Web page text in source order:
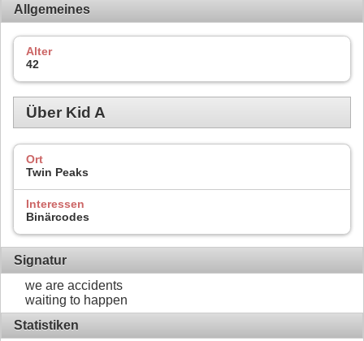
Allgemeines
Alter
42
Über Kid A
Ort
Twin Peaks
Interessen
Binärcodes
Signatur
we are accidents
waiting to happen
Statistiken